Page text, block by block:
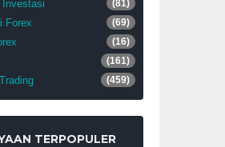
Investasi (81)
Forex (69)
(16)
(161)
(459)
TERPOPULER